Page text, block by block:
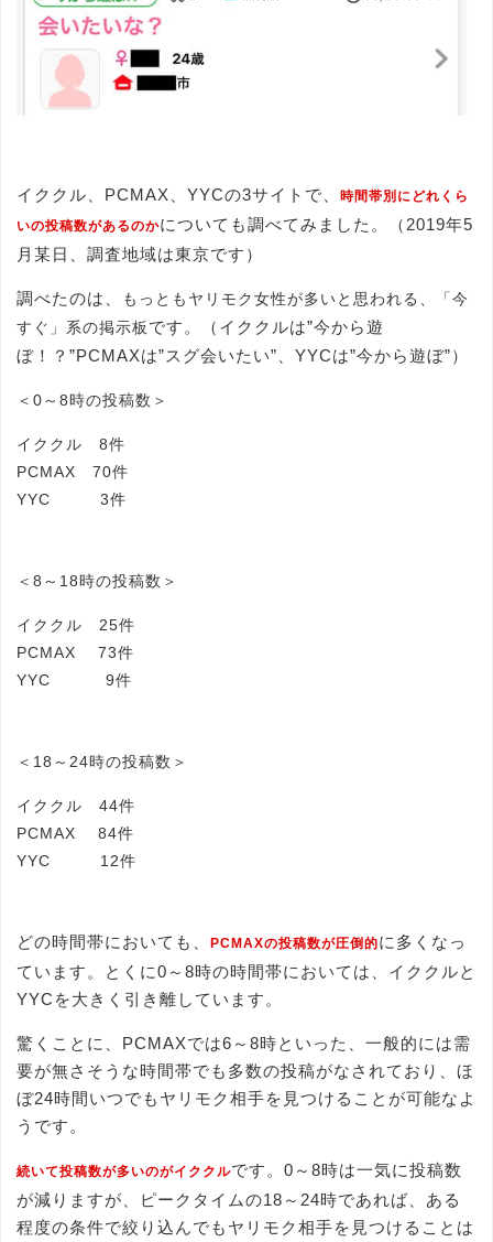
イククル、PCMAX、YYCの3サイトで、
時間帯別にどれくら
いの投稿数があるのかについても調べてみました。（2019年5
月某日、調査地域は東京です）
調べたのは、
もっともヤリモク女性が多いと思われる、「今
すぐ」系の掲示板 です。（イククルは”今から遊
ぼ！？”PCMAXは”スグ会いたい”、YYCは”今から遊ぼ”）
＜0～8時の投稿数＞
イククル 8件
PCMAX 70件
YYC 3件
＜8～18時の投稿数＞
イククル 25件
PCMAX 73件
YYC 9件
＜18～24時の投稿数＞
イククル 44件
PCMAX 84件
YYC 12件
どの時間帯においても、 PCMAXの投稿数が圧倒的に多くなっ
ています。とくに0～8時の時間帯においては、イククルと
YYCを大きく引き離しています。
驚くことに、PCMAXでは6～8時といった、一般的には需
要が無さそうな時間帯でも多数の投稿がなされており、ほ
ぼ24時間いつでもヤリモク相手を見つけることが可能なよ
うです。
続いて投稿数が多いのがイククルです。0～8時は一気に投稿数
が減りますが、ピークタイムの18～24時であれば、ある
程度の条件で絞り込んでもヤリモク相手を見つけることは